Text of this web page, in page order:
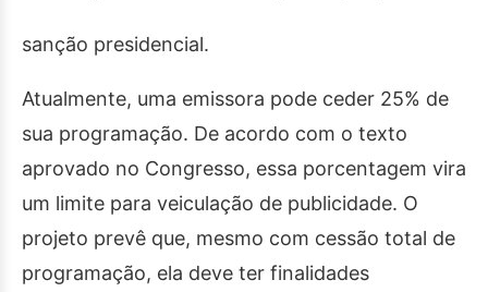
sanção presidencial.
Atualmente, uma emissora pode ceder 25% de
sua programação. De acordo com o texto
aprovado no Congresso, essa porcentagem vira
um limite para veiculação de publicidade. O
projeto prevê que, mesmo com cessão total de
programação, ela deve ter finalidades